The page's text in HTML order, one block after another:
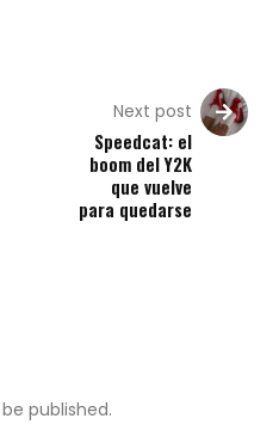
Next post
Speedcat: el
boom del Y2K
que vuelve
para quedarse
published.